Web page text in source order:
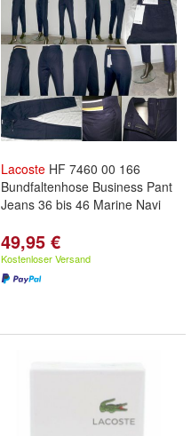
Lacoste HF 7460 00 166
Bundfaltenhose Business Pant
Jeans 36 bis 46 Marine Navi
49,95 €
Kostenloser Versand